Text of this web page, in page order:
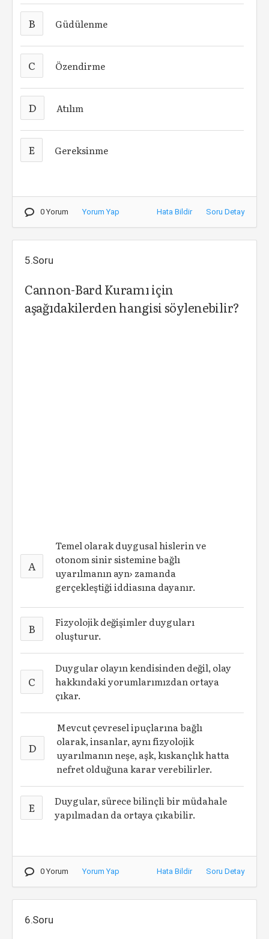
B Güdülenme
C Özendirme
D Atılım
E Gereksinme
0 Yorum Yorum Yap Hata Bildir Soru Detay
5.Soru
Cannon-Bard Kuramı için
aşağıdakilerden hangisi söylenebilir?
A
Temel olarak duygusal hislerin ve
otonom sinir sistemine bağlı
uyarılmanın ayn› zamanda
gerçekleştiği iddiasına dayanır.
B
Fizyolojik değişimler duyguları
oluşturur.
C
Duygular olayın kendisinden değil, olay
hakkındaki yorumlarımızdan ortaya
çıkar.
D
Mevcut çevresel ipuçlarına bağlı
olarak, insanlar, aynı fizyolojik
uyarılmanın neşe, aşk, kıskançlık hatta
nefret olduğuna karar verebilirler.
E
Duygular, sürece bilinçli bir müdahale
yapılmadan da ortaya çıkabilir.
0 Yorum Yorum Yap Hata Bildir Soru Detay
6.Soru